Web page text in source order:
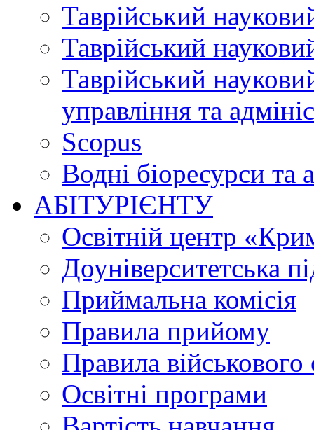
Таврійський
Таврійський
Таврійський
управління та
Scopus
Водні біоресурси та
АБІТУРІЄНТУ
Освітній центр
Доуніверситетська
Приймальна комісія
Правила прийому
Правила військового
Освітні програми